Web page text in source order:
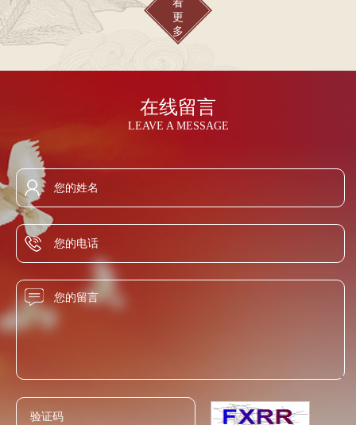
蒸馏、贮存、勾兑而成的，未添加食用酒精及非白酒发酵产
生的呈香呈味物质，具有其自身特点的白酒。这也就规定了
国家名酒是纯粮酿 造，并且不含食用酒精及非白酒发酵产生
的呈香呈味物质。这也就形成了各大名酒自己的香感、口
味、风格特征。这完全不同于市场上的一些兑制酒，这些兑
的己酸乙酯，就成了浓香型白酒，添加一定量的乙酸乙酯，
就成了清香型白酒。想调什么酒，就把相应的主体香成分加
里面。但酱香型白酒一直以来，是调不出来，因为酱香型酒
的呈香成分非常复杂，究竟它的主体香是什么，还没有探究
出来，所以现在市场上多数兑制酒都是浓香较多，闻起来，
喝起来都特别香。这种香飘于酒外，而纯粮酿造的酒香蕴含
于酒体之内。这种酒的香是慢慢咀嚼、回味、香感雅致而悠
长。
导，争取更多公众对白酒品质的关注和信任，使白酒牢牢扎
根于消费者，质量安全步伐稳健。 白酒品质创新是一个系统
性的工程，我们应该积极保护和营造良好的生态环境，加强
对原料品质的监督管理，将传统工艺不断与现代科技相结
合；我们要更加贴近市场，以消费者的体验和需求为导向，
优化白酒口感、创新白酒的风味及饮用方式；我们还应该共
品鉴白酒。 我们要认真传承白酒酿造工艺，精心维护建设白
酒的历史文物，同时以历史价值表现白酒的内涵与品位，不
断迎合社会主流价值取向，满足现代消费者的心理需求，内
塑企业性格，外求市场认同，真正将白酒的历史价值转化为
行业发展动力。 讲求文化诚信、践行文化使命，积极推动白
酒文化的繁荣与进步；与时俱进，勇于创新，倡导和谐、健
康的新型酒文化，着力表现积极向上的人文风采与时代风
貌，不断为人们创造具有文化价值的精神财富。 白酒的灵魂
在于文化，有了文化内核，白酒才具备了物质和精神的双重
属性，得以与民族发展荣辱与共，与人民感情紧密相连。 提
升白酒的文化价值，我们应该主动践行文化使命，发挥白酒
文化在社会中的积极作用，通过白酒文化的诉求与传播，反
映时代风貌，以白酒文化创新促进社会文明进步。我们要把
握时代潮流，拓宽文化视野，将白酒品牌的文化诉求置于中
华民族伟大复兴的时代背景下，充分表现白酒行业的追求与
应现代生活需求，契合大众情感，振奋国人精神。 健康、文
费者健康饮酒提供正确的方式引导。 白酒发展至今，与社会
进步密切相关，对社会责任的自觉担当，使白酒始终与广大
气：酱香香气，幽雅细腻，余香绵长。 口味：酱香口味，
醇厚绵甜，爽净，香味协调，余味悠长。 风格：具有本品
的典型风格特色。 2、酒精度。在20℃时，100mL酒样中
0.6g/L（折成酒度为100%vol计，下同），以薯干及代用品为
原料的白酒中甲醇含量不得超过2.0g/L。 5、铅。国标规
定，60%vol蒸馏酒的铅含量不得超过0.5mg/L（以Pb计）。铅
超标会引起中毒。 6、氰化物，国标规定，低于
8.0mg/L(以HCN计)，而自己的标准低于7.0 mg/L. 铧子陈酿
高标准，严要求自己的产品，卫生指标普遍远远低于国家标
准。赋予了铧子陈酿清亮透明、酱香兼有陈香、幽雅舒适、
绵柔醇厚、回味悠长的风格特色。
看
更
多
在线留言
LEAVE A MESSAGE